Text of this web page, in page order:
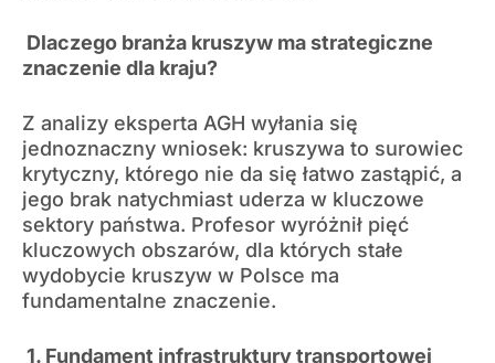
Dlaczego branża kruszyw ma strategiczne
znaczenie dla kraju?
Z analizy eksperta AGH wyłania się
jednoznaczny wniosek: kruszywa to surowiec
krytyczny, którego nie da się łatwo zastąpić, a
jego brak natychmiast uderza w kluczowe
sektory państwa. Profesor wyróżnił pięć
kluczowych obszarów, dla których stałe
wydobycie kruszyw w Polsce ma
fundamentalne znaczenie.
1. Fundament infrastruktury transportowej